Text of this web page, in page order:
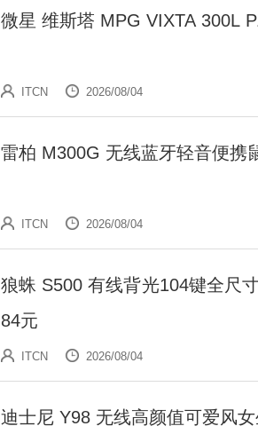
微星 维斯塔 MPG VIXTA 300L
ITCN 2026/08/04
雷柏 M300G 无线蓝牙轻音便携
ITCN 2026/08/04
狼蛛 S500 有线背光104键全尺
84元
ITCN 2026/08/04
迪士尼 Y98 无线高颜值可爱风